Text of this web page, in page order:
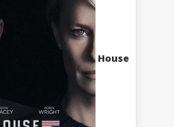
House